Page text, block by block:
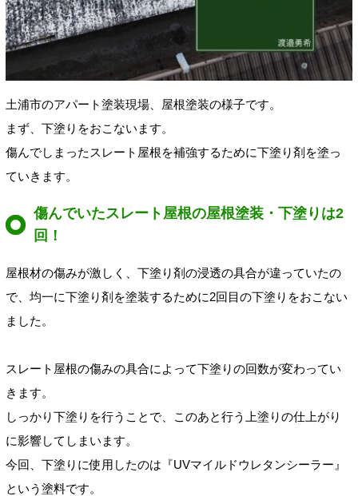
土浦市のアパート塗装現場、屋根塗装の様子です。
まず、下塗りをおこないます。
傷んでしまったスレート屋根を補強するために下塗り剤を塗っ
ていきます。
傷んでいたスレート屋根の屋根塗装・下塗りは2
回！
屋根材の傷みが激しく、下塗り剤の浸透の具合が違っていたの
で、均一に下塗り剤を塗装するために2回目の下塗りをおこない
ました。
スレート屋根の傷みの具合によって下塗りの回数が変わってい
きます。
しっかり下塗りを行うことで、このあと行う上塗りの仕上がり
に影響してしまいます。
今回、下塗りに使用したのは『UVマイルドウレタンシーラー』
という塗料です。